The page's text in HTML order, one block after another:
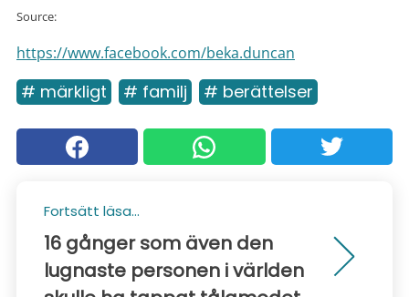
Source:
https://www.facebook.com/beka.duncan
# märkligt # familj # berättelser
Fortsätt läsa...
16 gånger som även den
lugnaste personen i världen